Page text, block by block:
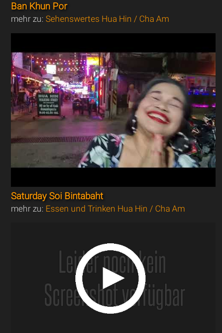
Ban Khun Por
mehr zu:Sehenswertes Hua Hin / Cha Am
Saturday Soi Bintabaht
mehr zu: Essen und Trinken Hua Hin / Cha Am